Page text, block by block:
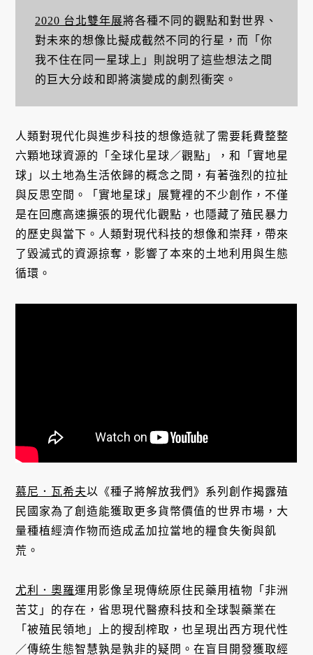
2020 台北雙年展將各種不同的觀點和對世界、
對未來的想像比擬成截然不同的行星，而「你
我不住在同一星球上」則說明了這些想法之間
的巨大分歧和即將演變成的劇烈衝突。
人類對現代化與進步科技的想像造就了需要耗費整整
六顆地球資源的「全球化星球／觀點」，和「實地星
球」以土地為生活依歸的概念之間，有著強烈的拉扯
與反思空間。「實地星球」展覽裡的不少創作，不僅
是在回應高速擴張的現代化觀點，也隱藏了殖民暴力
的歷史與當下。人類對現代科技的想像和崇拜，帶來
了毀滅式的資源掠奪，影響了本來的土地利用與生態
循環。
慕尼．瓦希夫以《種子將解放我們》系列創作揭露殖
民國家為了創造能獲取更多貨幣價值的世界市場，大
量種植經濟作物而造成孟加拉當地的糧食失衡與飢
荒。
尤利．奧羅運用影像呈現傳統原住民藥用植物「非洲
苦艾」的存在，省思現代醫療科技和全球製藥業在
「被殖民領地」上的搜刮榨取，也呈現出西方現代性
／傳統生態智慧孰是孰非的疑問。在盲目開發獲取經